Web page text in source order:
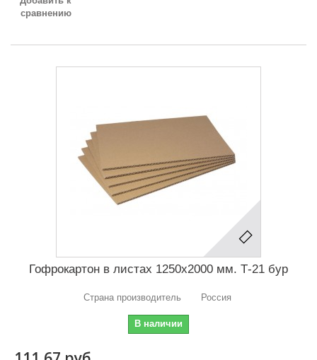
сравнению
Гофрокартон в листах 1250х2000 мм. Т-21 бур
Страна производитель Россия
В наличии